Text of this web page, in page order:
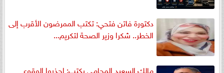
دكتورة فاتن فتحي: تكتب الممرضون الأقرب إلى
الخطر.. شكرا وزير الصحة لتكريم...
مالك السعيد المحامي يكتب: إحذروا الوقوع